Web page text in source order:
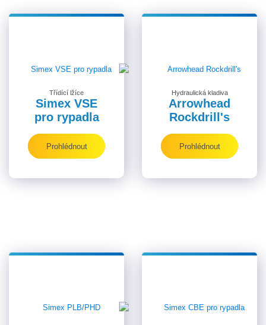
Třídící lžíce
Simex VSE
pro rypadla
Prohlédnout
Hydraulická kladiva
Arrowhead
Rockdrill's
Prohlédnout